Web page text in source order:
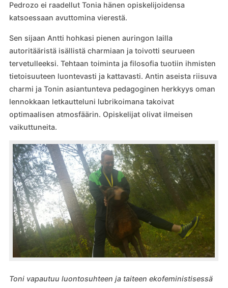
Pedrozo ei raadellut Tonia hänen opiskelijoidensa
katsoessaan avuttomina vierestä.
Sen sijaan Antti hohkasi pienen auringon lailla
autoritääristä isällistä charmiaan ja toivotti seurueen
tervetulleeksi. Tehtaan toiminta ja filosofia tuotiin ihmisten
tietoisuuteen luontevasti ja kattavasti. Antin aseista riisuva
charmi ja Tonin asiantunteva pedagoginen herkkyys oman
lennokkaan letkautteluni lubrikoimana takoivat
optimaalisen atmosfäärin. Opiskelijat olivat ilmeisen
vaikuttuneita.
Toni vapautuu luontosuhteen ja taiteen ekofeministisessä